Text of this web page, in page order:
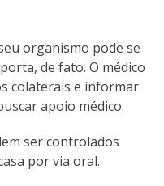
organismo pode se
de fato. O médico
colaterais e informar
apoio médico.
ser controlados
por via oral.